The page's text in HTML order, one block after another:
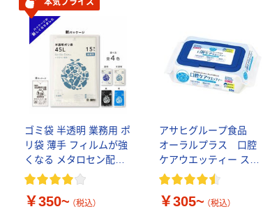
本気プライス
ゴミ袋 半透明 業務用 ポ
リ袋 薄手 フィルムが強
くなる メタロセン配合
伊藤忠リーテイルリン
￥350~ （税込）
アサヒグループ食品
オーラルプラス 口腔
ケアウエッティー スッ
キリタイプ
￥305~ （税込）